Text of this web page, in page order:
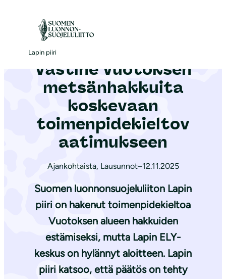
Lapin piiri
Etusivu|Ajankohtaista
Vastine Vuotoksen
metsänhakkuita
koskevaan
toimenpidekieltov
aatimukseen
Ajankohtaista, Lausunnot–12.11.2025
Suomen luonnonsuojeluliiton Lapin
piiri on hakenut toimenpidekieltoa
Vuotoksen alueen hakkuiden
estämiseksi, mutta Lapin ELY-
keskus on hylännyt aloitteen. Lapin
piiri katsoo, että päätös on tehty